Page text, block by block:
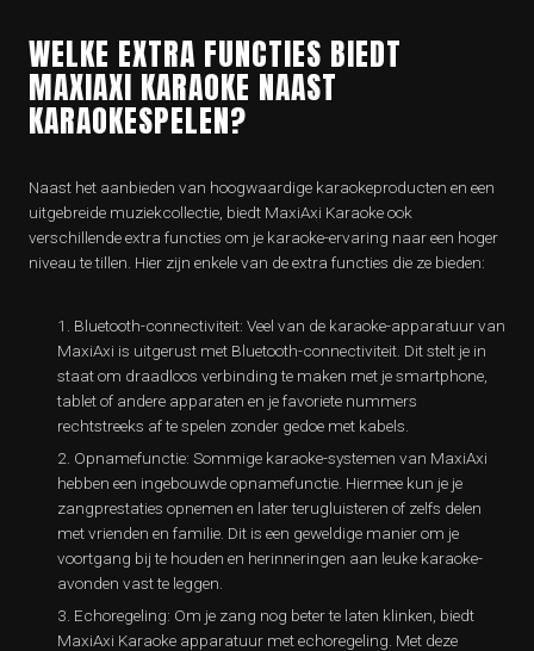
WELKE EXTRA FUNCTIES BIEDT
MAXIAXI KARAOKE NAAST
KARAOKESPELEN?
Naast het aanbieden van hoogwaardige karaokeproducten en een
uitgebreide muziekcollectie, biedt MaxiAxi Karaoke ook
verschillende extra functies om je karaoke-ervaring naar een hoger
niveau te tillen. Hier zijn enkele van de extra functies die ze bieden:
Bluetooth-connectiviteit: Veel van de karaoke-apparatuur van
MaxiAxi is uitgerust met Bluetooth-connectiviteit. Dit stelt je in
staat om draadloos verbinding te maken met je smartphone,
tablet of andere apparaten en je favoriete nummers
rechtstreeks af te spelen zonder gedoe met kabels.
Opnamefunctie: Sommige karaoke-systemen van MaxiAxi
hebben een ingebouwde opnamefunctie. Hiermee kun je je
zangprestaties opnemen en later terugluisteren of zelfs delen
met vrienden en familie. Dit is een geweldige manier om je
voortgang bij te houden en herinneringen aan leuke karaoke-
avonden vast te leggen.
Echoregeling: Om je zang nog beter te laten klinken, biedt
MaxiAxi Karaoke apparatuur met echoregeling. Met deze